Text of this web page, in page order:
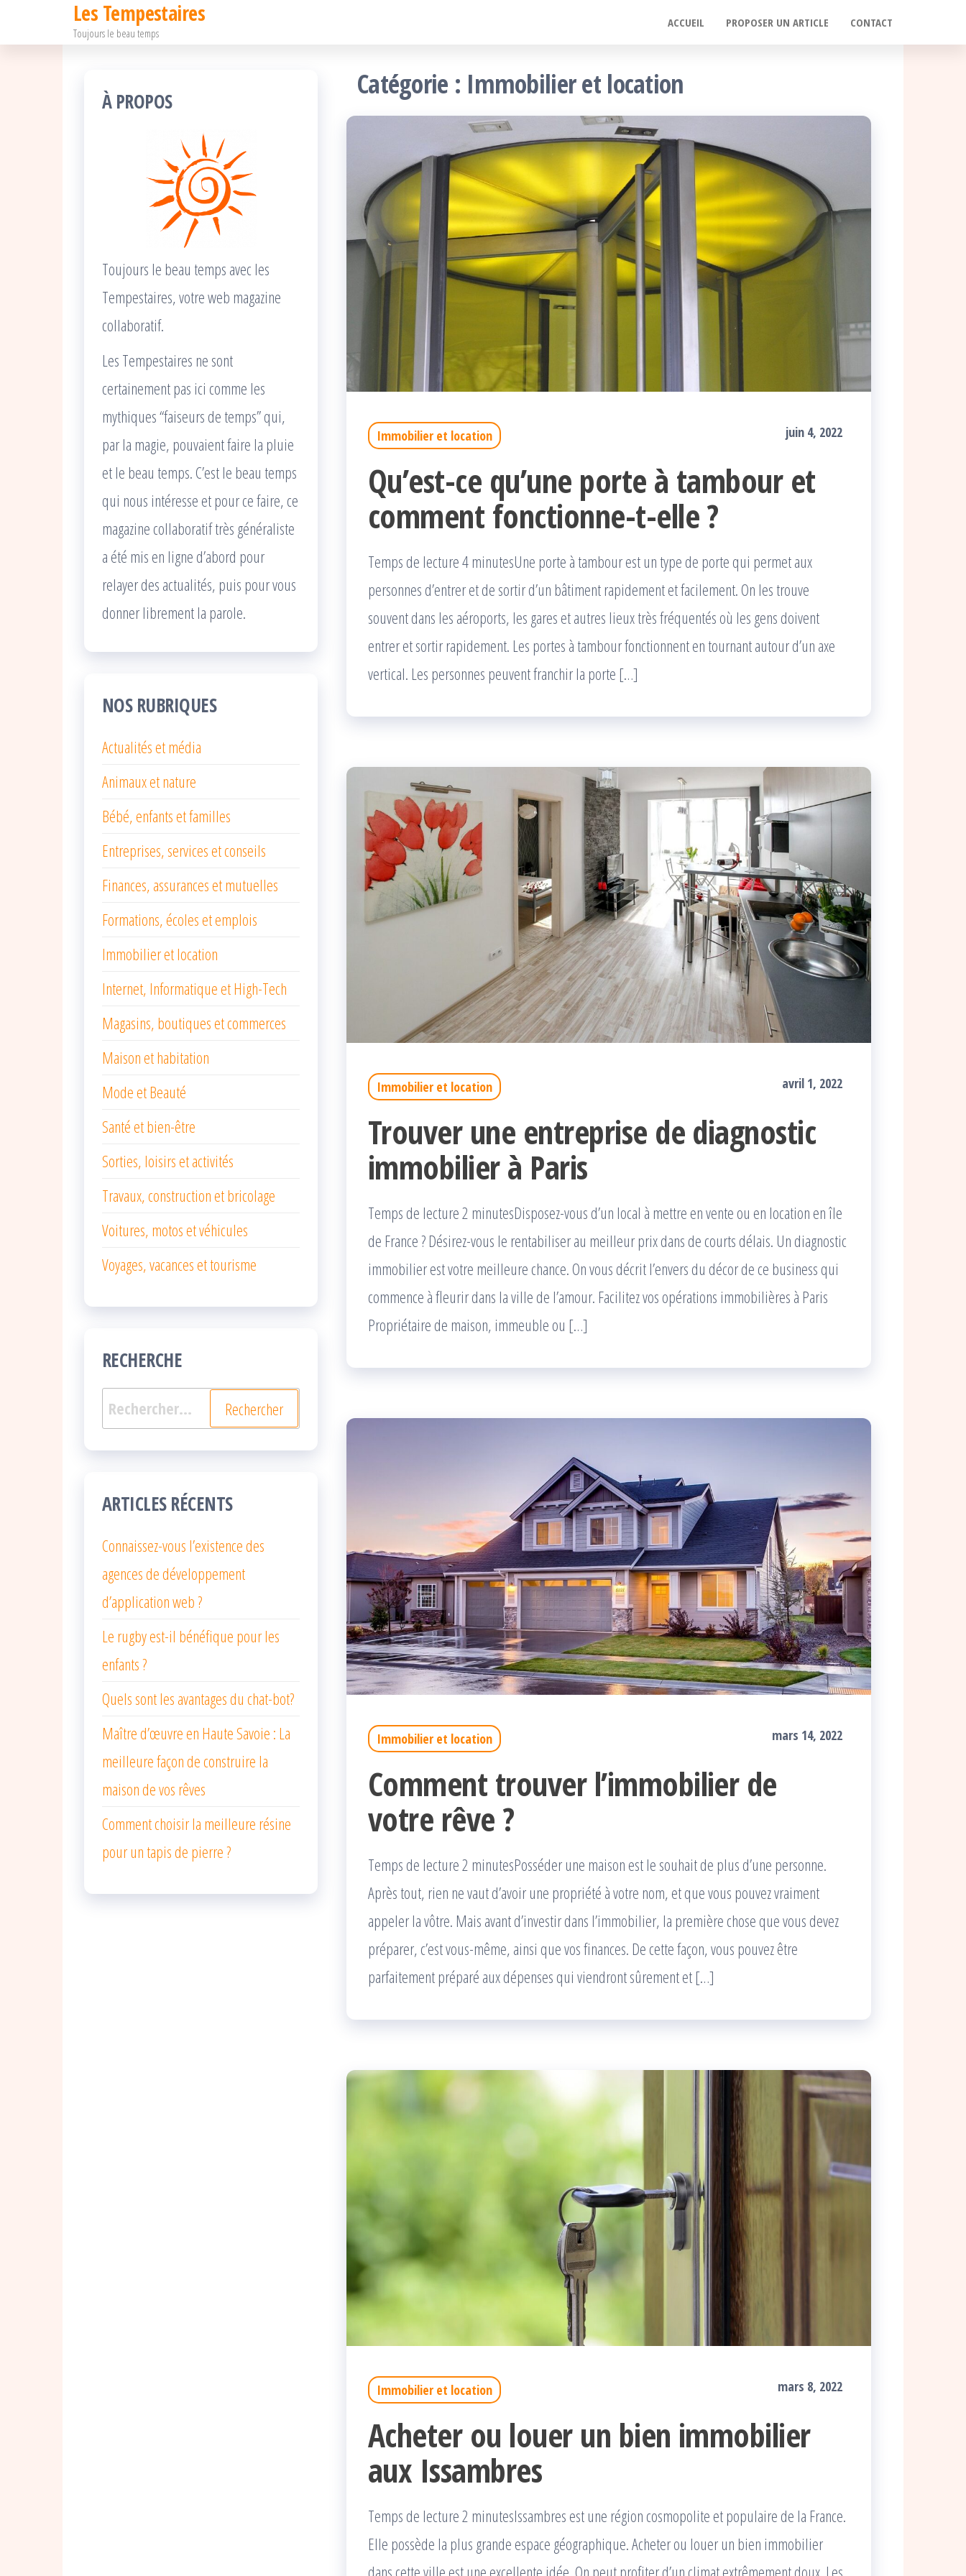
ce
Les Tempestaires
Toujours le beau temps
ACCUEIL PROPOSER UN ARTICLE CONTACT
Catégorie : Immobilier et location
Immobilier et location juin 4, 2022
Qu’est-ce qu’une porte à tambour et
comment fonctionne-t-elle ?
Temps de lecture 4 minutesUne porte à tambour est un type de porte qui permet aux
personnes d’entrer et de sortir d’un bâtiment rapidement et facilement. On les trouve
souvent dans les aéroports, les gares et autres lieux très fréquentés où les gens doivent
entrer et sortir rapidement. Les portes à tambour fonctionnent en tournant autour d’un axe
vertical. Les personnes peuvent franchir la porte […]
Immobilier et location avril 1, 2022
Trouver une entreprise de diagnostic
immobilier à Paris
Temps de lecture 2 minutesDisposez-vous d’un local à mettre en vente ou en location en île
de France ? Désirez-vous le rentabiliser au meilleur prix dans de courts délais. Un diagnostic
immobilier est votre meilleure chance. On vous décrit l’envers du décor de ce business qui
commence à fleurir dans la ville de l’amour. Facilitez vos opérations immobilières à Paris
Propriétaire de maison, immeuble ou […]
Immobilier et location mars 14, 2022
Comment trouver l’immobilier de
votre rêve ?
Temps de lecture 2 minutesPosséder une maison est le souhait de plus d’une personne.
Après tout, rien ne vaut d’avoir une propriété à votre nom, et que vous pouvez vraiment
appeler la vôtre. Mais avant d’investir dans l’immobilier, la première chose que vous devez
préparer, c’est vous-même, ainsi que vos finances. De cette façon, vous pouvez être
parfaitement préparé aux dépenses qui viendront sûrement et […]
Immobilier et location mars 8, 2022
Acheter ou louer un bien immobilier
aux Issambres
Temps de lecture 2 minutesIssambres est une région cosmopolite et populaire de la France.
Elle possède la plus grande espace géographique. Acheter ou louer un bien immobilier
dans cette ville est une excellente idée. On peut profiter d’un climat extrêmement doux. Les
À PROPOS
Toujours le beau temps avec les
Tempestaires, votre web magazine
collaboratif.
Les Tempestaires ne sont
certainement pas ici comme les
mythiques “faiseurs de temps” qui,
par la magie, pouvaient faire la pluie
et le beau temps. C’est le beau temps
qui nous intéresse et pour ce faire, ce
magazine collaboratif très généraliste
a été mis en ligne d’abord pour
relayer des actualités, puis pour vous
donner librement la parole.
NOS RUBRIQUES
Actualités et média
Animaux et nature
Bébé, enfants et familles
Entreprises, services et conseils
Finances, assurances et mutuelles
Formations, écoles et emplois
Immobilier et location
Internet, Informatique et High-Tech
Magasins, boutiques et commerces
Maison et habitation
Mode et Beauté
Santé et bien-être
Sorties, loisirs et activités
Travaux, construction et bricolage
Voitures, motos et véhicules
Voyages, vacances et tourisme
RECHERCHE
Rechercher :
ARTICLES RÉCENTS
Connaissez-vous l’existence des
agences de développement
d’application web ?
Le rugby est-il bénéfique pour les
enfants ?
Quels sont les avantages du chat-bot?
Maître d’œuvre en Haute Savoie : La
meilleure façon de construire la
maison de vos rêves
Comment choisir la meilleure résine
pour un tapis de pierre ?